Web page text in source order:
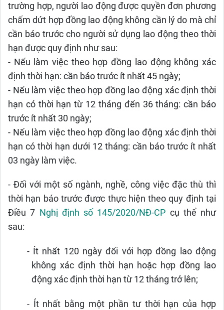
trường hợp, người lao động được quyền đơn phương
chấm dứt hợp đồng lao động không cần lý do mà chỉ
cần báo trước cho người sử dụng lao động theo thời
hạn được quy định như sau:
- Nếu làm việc theo hợp đồng lao động không xác
định thời hạn: cần báo trước ít nhất 45 ngày;
- Nếu làm việc theo hợp đồng lao động xác định thời
hạn có thời hạn từ 12 tháng đến 36 tháng: cần báo
trước ít nhất 30 ngày;
- Nếu làm việc theo hợp đồng lao động xác định thời
hạn có thời hạn dưới 12 tháng: cần báo trước ít nhất
03 ngày làm việc.
- Đối với một số ngành, nghề, công việc đặc thù thì
thời hạn báo trước được thực hiện theo quy định tại
Điều 7 Nghị định số 145/2020/NĐ-CP cụ thể như
sau:
- Ít nhất 120 ngày đối với hợp đồng lao động
không xác định thời hạn hoặc hợp đồng lao
động xác định thời hạn từ 12 tháng trở lên;
-
Ít nhất bằng một phần tư thời hạn của hợp